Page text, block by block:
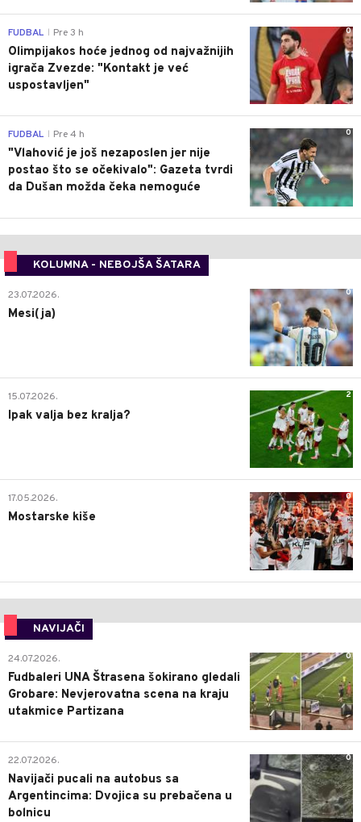
0
FUDBAL Pre 3 h
Olimpijakos hoće jednog od najvažnijih
igrača Zvezde: "Kontakt je već
uspostavljen"
0
FUDBAL Pre 4 h
"Vlahović je još nezaposlen jer nije
postao što se očekivalo": Gazeta tvrdi
da Dušan možda čeka nemoguće
KOLUMNA - NEBOJŠA ŠATARA
0
23.07.2026.
Mesi(ja)
2
15.07.2026.
Ipak valja bez kralja?
0
17.05.2026.
Mostarske kiše
NAVIJAČI
0
24.07.2026.
Fudbaleri UNA Štrasena šokirano gledali
Grobare: Nevjerovatna scena na kraju
utakmice Partizana
0
22.07.2026.
Navijači pucali na autobus sa
Argentincima: Dvojica su prebačena u
bolnicu